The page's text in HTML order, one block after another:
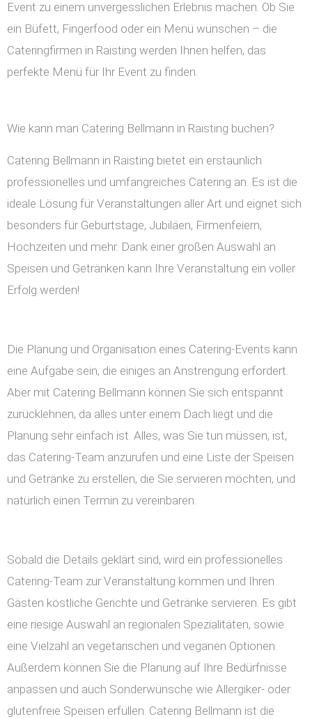
Event zu einem unvergesslichen Erlebnis machen. Ob Sie
ein Büfett, Fingerfood oder ein Menü wünschen – die
Cateringfirmen in Raisting werden Ihnen helfen, das
perfekte Menü für Ihr Event zu finden.
Wie kann man Catering Bellmann in Raisting buchen?
Catering Bellmann in Raisting bietet ein erstaunlich
professionelles und umfangreiches Catering an. Es ist die
ideale Lösung für Veranstaltungen aller Art und eignet sich
besonders für Geburtstage, Jubiläen, Firmenfeiern,
Hochzeiten und mehr. Dank einer großen Auswahl an
Speisen und Getränken kann Ihre Veranstaltung ein voller
Erfolg werden!
Die Planung und Organisation eines Catering-Events kann
eine Aufgabe sein, die einiges an Anstrengung erfordert.
Aber mit Catering Bellmann können Sie sich entspannt
zurücklehnen, da alles unter einem Dach liegt und die
Planung sehr einfach ist. Alles, was Sie tun müssen, ist,
das Catering-Team anzurufen und eine Liste der Speisen
und Getränke zu erstellen, die Sie servieren möchten, und
natürlich einen Termin zu vereinbaren.
Sobald die Details geklärt sind, wird ein professionelles
Catering-Team zur Veranstaltung kommen und Ihren
Gästen köstliche Gerichte und Getränke servieren. Es gibt
eine riesige Auswahl an regionalen Spezialitäten, sowie
eine Vielzahl an vegetarischen und veganen Optionen.
Außerdem können Sie die Planung auf Ihre Bedürfnisse
anpassen und auch Sonderwünsche wie Allergiker- oder
glutenfreie Speisen erfüllen. Catering Bellmann ist die